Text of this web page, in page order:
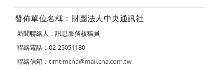
發佈單位名稱：財團法人中央通訊社
新聞聯絡人：訊息服務核稿員
聯絡電話：02-25051180
聯絡信箱： timtimcna@mail.cna.com.tw